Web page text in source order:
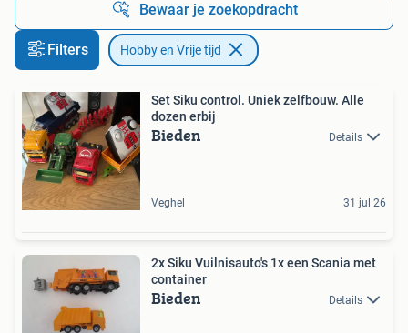
Bewaar je zoekopdracht
Filters Hobby en Vrije tijd
Set Siku control. Uniek zelfbouw. Alle
dozen erbij
Bieden Details
Veghel 31 jul 26
2x Siku Vuilnisauto's 1x een Scania met
container
Bieden Details